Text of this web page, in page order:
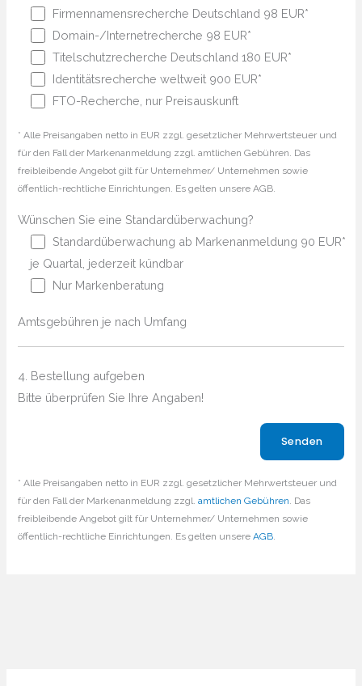
Firmennamensrecherche Deutschland 98 EUR*
Domain-/Internetrecherche 98 EUR*
Titelschutzrecherche Deutschland 180 EUR*
Identitätsrecherche weltweit 900 EUR*
FTO-Recherche, nur Preisauskunft
* Alle Preisangaben netto in EUR zzgl. gesetzlicher Mehrwertsteuer und
für den Fall der Markenanmeldung zzgl. amtlichen Gebühren. Das
freibleibende Angebot gilt für Unternehmer/ Unternehmen sowie
öffentlich-rechtliche Einrichtungen. Es gelten unsere AGB.
Wünschen Sie eine Standardüberwachung?
Standardüberwachung ab Markenanmeldung 90 EUR*
je Quartal, jederzeit kündbar
Nur Markenberatung
Amtsgebühren je nach Umfang
4. Bestellung aufgeben
Bitte überprüfen Sie Ihre Angaben!
* Alle Preisangaben netto in EUR zzgl. gesetzlicher Mehrwertsteuer und
für den Fall der Markenanmeldung zzgl.amtlichen Gebühren. Das
freibleibende Angebot gilt für Unternehmer/ Unternehmen sowie
öffentlich-rechtliche Einrichtungen. Es gelten unsereAGB.